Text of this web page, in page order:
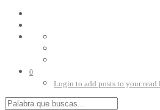
0
Login to add posts to your read